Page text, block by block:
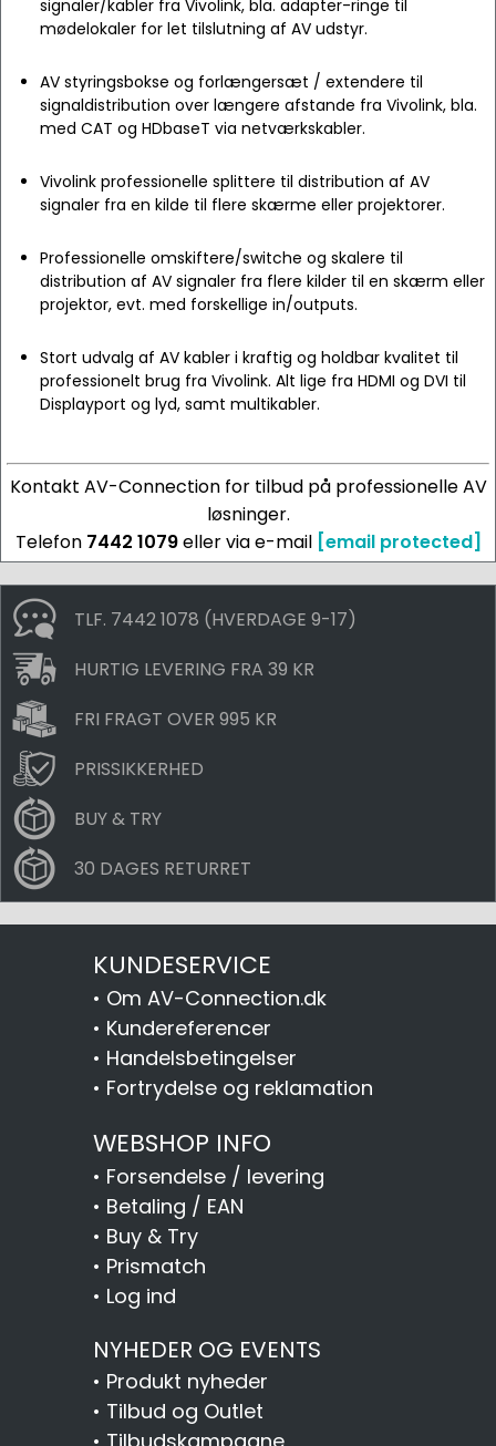
signaler/kabler fra Vivolink, bla. adapter-ringe til
mødelokaler for let tilslutning af AV udstyr.
AV styringsbokse og forlængersæt / extendere til
signaldistribution over længere afstande fra Vivolink, bla.
med CAT og HDbaseT via netværkskabler.
Vivolink professionelle splittere til distribution af AV
signaler fra en kilde til flere skærme eller projektorer.
Professionelle omskiftere/switche og skalere til
distribution af AV signaler fra flere kilder til en skærm eller
projektor, evt. med forskellige in/outputs.
Stort udvalg af AV kabler i kraftig og holdbar kvalitet til
professionelt brug fra Vivolink. Alt lige fra HDMI og DVI til
Displayport og lyd, samt multikabler.
Kontakt AV-Connection for tilbud på professionelle AV
løsninger.
Telefon 7442 1079eller via e-mail [email protected]
TLF. 7442 1078 (HVERDAGE 9-17)
HURTIG LEVERING FRA 39 KR
FRI FRAGT OVER 995 KR
PRISSIKKERHED
BUY & TRY
30 DAGES RETURRET
KUNDESERVICE
• Om AV-Connection.dk
• Kundereferencer
• Handelsbetingelser
• Fortrydelse og reklamation
WEBSHOP INFO
• Forsendelse / levering
• Betaling / EAN
• Buy & Try
• Prismatch
• Log ind
NYHEDER OG EVENTS
• Produkt nyheder
• Tilbud og Outlet